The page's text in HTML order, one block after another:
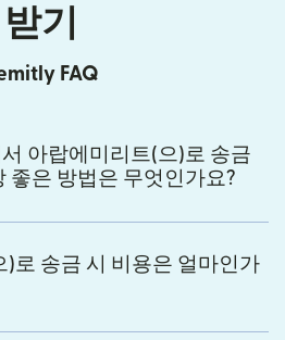
받기
FAQ
아랍에미리트(으)로 송금
좋은 방법은 무엇인가요?
)로 송금 시 비용은 얼마인가